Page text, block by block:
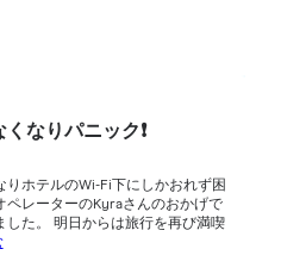
なりパニック❗️
りホテルのWi-Fi下にしかおれず困
ペレーターのKyraさんのおかげで
した。 明日からは旅行を再び満喫